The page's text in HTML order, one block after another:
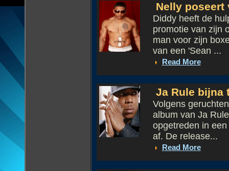
Nelly poseert
Diddy heeft de
promotie van zijn
man voor zijn
van een 'Sean ...
Read More
Ja Rule bijna
Volgens
album van Ja
opgetreden in
af. De release...
Read More